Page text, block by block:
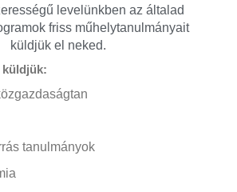
levelünkben az általad
friss műhelytanulmányait
küldjük el neked.
küldjük:
tanulmányok